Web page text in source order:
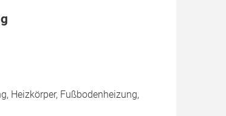
Heizkörper, Fußbodenheizung,